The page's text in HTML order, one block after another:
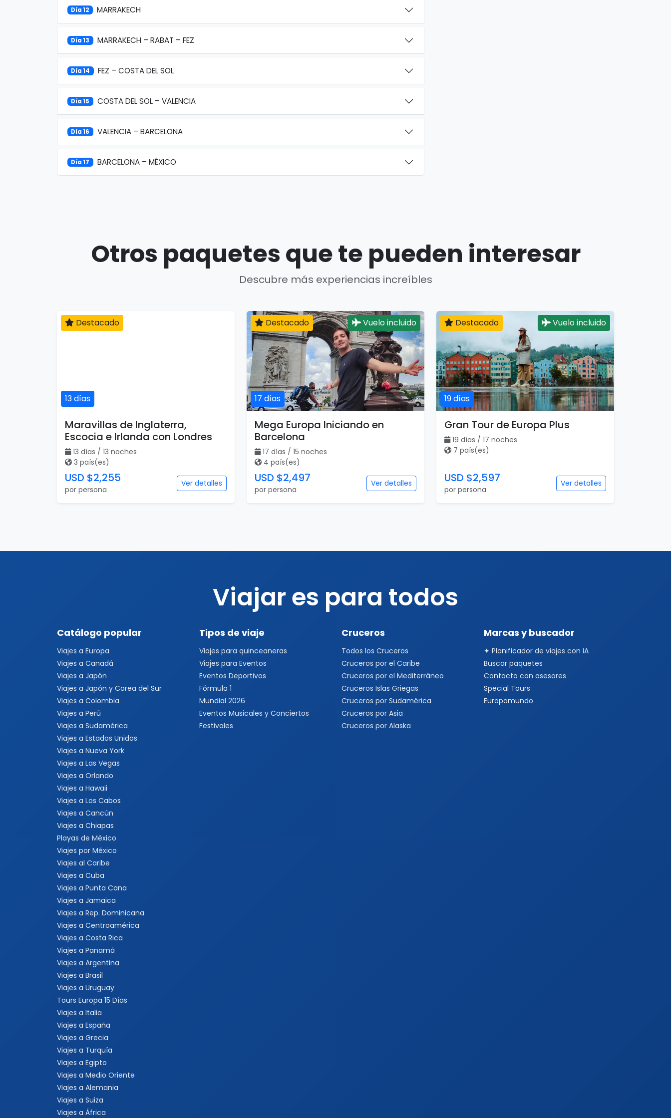
Día 12 MARRAKECH
Día 13 MARRAKECH – RABAT – FEZ
Día 14 FEZ – COSTA DEL SOL
Día 15 COSTA DEL SOL – VALENCIA
Día 16 VALENCIA – BARCELONA
Día 17 BARCELONA – MÉXICO
Otros paquetes que te pueden interesar
Descubre más experiencias increíbles
13 días
Destacado
Maravillas de Inglaterra,
Escocia e Irlanda con Londres
13 días / 13 noches
3 país(es)
USD $2,255
por persona
Ver detalles
17 días
Destacado Vuelo incluido
Mega Europa Iniciando en
Barcelona
17 días / 15 noches
4 país(es)
USD $2,497
por persona
Ver detalles
19 días
Destacado Vuelo incluido
Gran Tour de Europa Plus
19 días / 17 noches
7 país(es)
USD $2,597
por persona
Ver detalles
Viajar es para todos
Catálogo popular
Viajes a Europa
Viajes a Canadá
Viajes a Japón
Viajes a Japón y Corea del Sur
Viajes a Colombia
Viajes a Perú
Viajes a Sudamérica
Viajes a Estados Unidos
Viajes a Nueva York
Viajes a Las Vegas
Viajes a Orlando
Viajes a Hawaii
Viajes a Los Cabos
Viajes a Cancún
Viajes a Chiapas
Playas de México
Viajes por México
Viajes al Caribe
Viajes a Cuba
Viajes a Punta Cana
Viajes a Jamaica
Viajes a Rep. Dominicana
Viajes a Centroamérica
Viajes a Costa Rica
Viajes a Panamá
Viajes a Argentina
Viajes a Brasil
Viajes a Uruguay
Tours Europa 15 Días
Viajes a Italia
Viajes a España
Viajes a Grecia
Viajes a Turquía
Viajes a Egipto
Viajes a Medio Oriente
Viajes a Alemania
Viajes a Suiza
Viajes a África
Tipos de viaje
Viajes para quinceaneras
Viajes para Eventos
Eventos Deportivos
Fórmula 1
Mundial 2026
Eventos Musicales y Conciertos
Festivales
Cruceros
Todos los Cruceros
Cruceros por el Caribe
Cruceros por el Mediterráneo
Cruceros Islas Griegas
Cruceros por Sudamérica
Cruceros por Asia
Cruceros por Alaska
Marcas y buscador
✦ Planificador de viajes con IA
Buscar paquetes
Contacto con asesores
Special Tours
Europamundo